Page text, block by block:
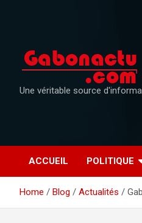
Une véritable source
ACCUEIL POLITIQUE
Home Blog Actualités